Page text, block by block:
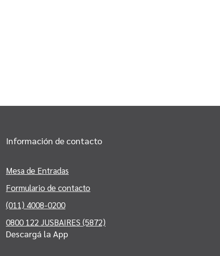
Información de contacto
Mesa de Entradas
Formulario de contacto
(011) 4008-0200
0800 122 JUSBAIRES (5872)
Descargá la App